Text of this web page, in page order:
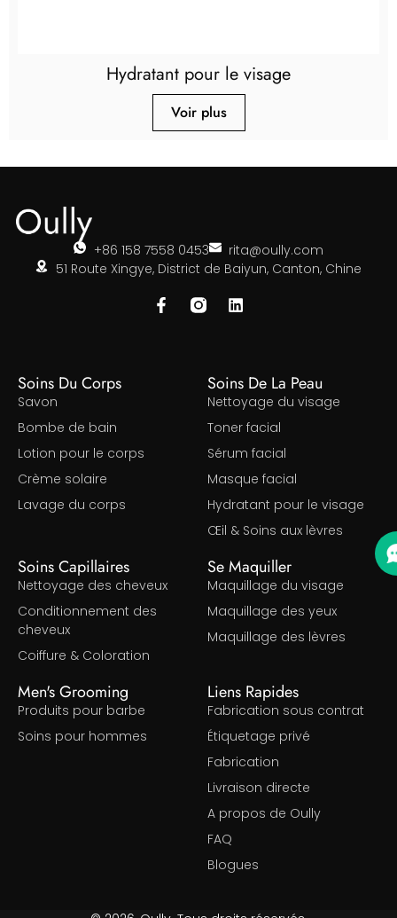
Hydratant pour le visage
Voir plus
+86 158 7558 0453
rita@oully.com
51 Route Xingye, District de Baiyun, Canton, Chine
Soins Du Corps
Savon
Bombe de bain
Lotion pour le corps
Crème solaire
Lavage du corps
Soins De La Peau
Nettoyage du visage
Toner facial
Sérum facial
Masque facial
Hydratant pour le visage
Œil & Soins aux lèvres
Soins Capillaires
Nettoyage des cheveux
Conditionnement des
cheveux
Coiffure & Coloration
Se Maquiller
Maquillage du visage
Maquillage des yeux
Maquillage des lèvres
Men's Grooming
Produits pour barbe
Soins pour hommes
Liens Rapides
Fabrication sous contrat
Étiquetage privé
Fabrication
Livraison directe
A propos de Oully
FAQ
Blogues